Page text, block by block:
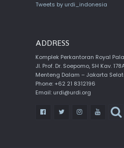
Tweets by urdi_indonesia
ADDRESS
Komplek Perkantoran Royal
Jl. Prof. Dr. Soepomo, SH Kav.
Menteng Dalam – Jakarta
Phone: +62 21 8312196
Email: urdi@urdi.org